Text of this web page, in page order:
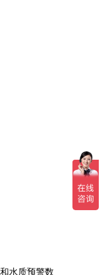
水质预警数